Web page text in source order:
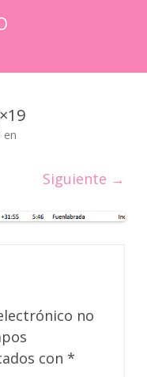
en
Siguiente →
no
con *